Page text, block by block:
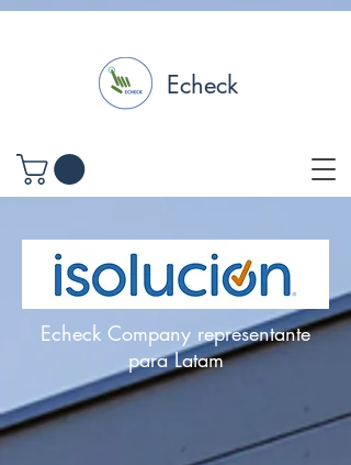
Echeck
Echeck Company representante
para Latam